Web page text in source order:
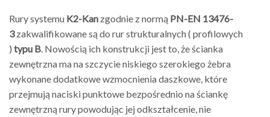
Rury systemu K2-Kan zgodnie z normą PN-EN 13476-
3zakwalifikowane są do rur strukturalnych ( profilowych
) typu B . Nowością ich konstrukcji jest to, że ścianka
zewnętrzna ma na szczycie niskiego szerokiego żebra
wykonane dodatkowe wzmocnienia daszkowe, które
przejmują naciski punktowe bezpośrednio na ściankę
zewnętrzną rury powodując jej odkształcenie, nie